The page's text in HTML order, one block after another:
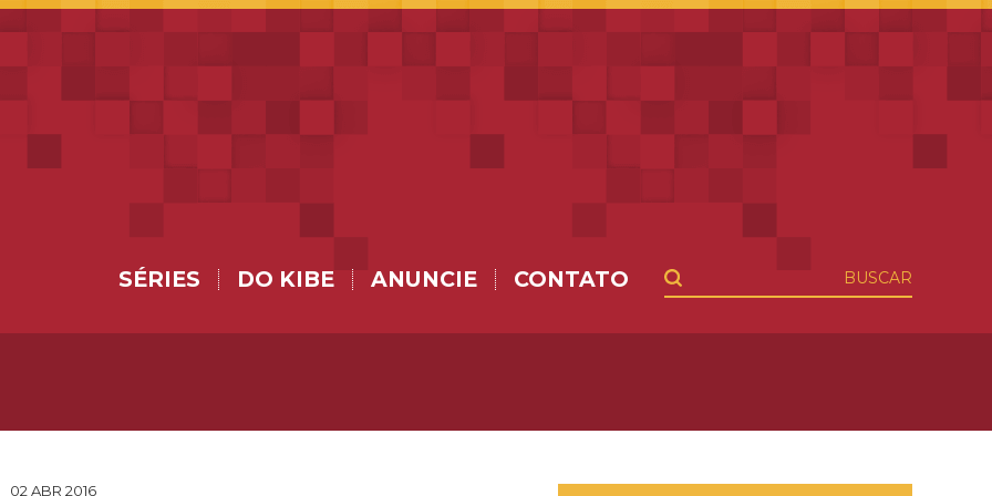
SÉRIES DO KIBE ANUNCIE CONTATO BUSCAR
02 ABR 2016